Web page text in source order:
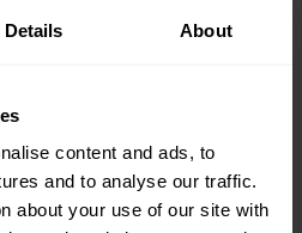
Details About
content and ads, to
and to analyse our traffic.
about your use of our site with